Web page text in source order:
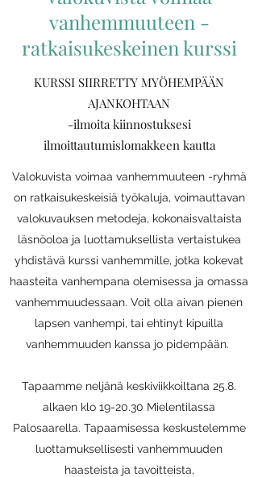
vanhemmuuteen -
ratkaisukeskeinen kurssi
KURSSI SIIRRETTY MYÖHEMPÄÄN
AJANKOHTAAN
-ilmoita kiinnostuksesi
ilmoittautumislomakkeen kautta
Valokuvista voimaa vanhemmuuteen -ryhmä
on ratkaisukeskeisiä työkaluja, voimauttavan
valokuvauksen metodeja, kokonaisvaltaista
läsnöoloa ja luottamuksellista vertaistukea
yhdistävä kurssi vanhemmille, jotka kokevat
haasteita vanhempana olemisessa ja omassa
vanhemmuudessaan. Voit olla aivan pienen
lapsen vanhempi, tai ehtinyt kipuilla
vanhemmuuden kanssa jo pidempään.
Tapaamme neljänä keskiviikkoiltana 25.8.
alkaen klo 19-20.30 Mielentilassa
Palosaarella. Tapaamisessa keskustelemme
luottamuksellisesti vanhemmuuden
haasteista ja tavoitteista,